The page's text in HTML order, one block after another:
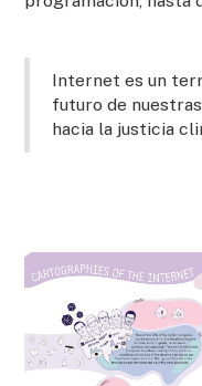
Internet es un
futuro de
hacia la justicia